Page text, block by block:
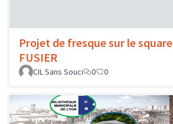
Projet de fresque sur le square
FUSIER
CIL Sans Souci
0 0